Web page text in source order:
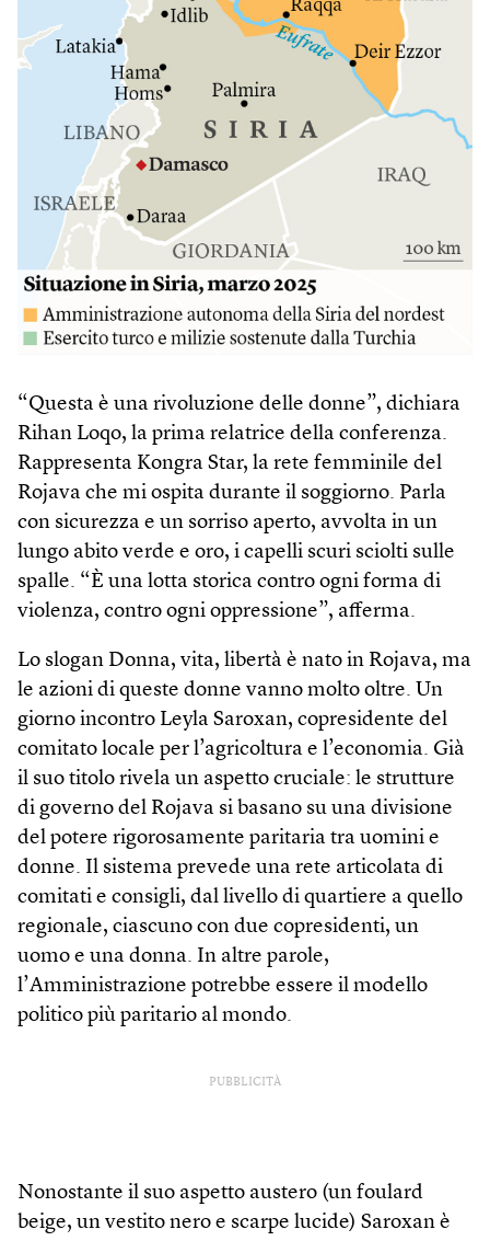
“Questa è una rivoluzione delle donne”, dichiara
Rihan Loqo, la prima relatrice della conferenza.
Rappresenta Kongra Star, la rete femminile del
Rojava che mi ospita durante il soggiorno. Parla
con sicurezza e un sorriso aperto, avvolta in un
lungo abito verde e oro, i capelli scuri sciolti sulle
spalle. “È una lotta storica contro ogni forma di
violenza, contro ogni oppressione”, afferma.
Lo slogan Donna, vita, libertà è nato in Rojava, ma
le azioni di queste donne vanno molto oltre. Un
giorno incontro Leyla Saroxan, copresidente del
comitato locale per l’agricoltura e l’economia. Già
il suo titolo rivela un aspetto cruciale: le strutture
di governo del Rojava si basano su una divisione
del potere rigorosamente paritaria tra uomini e
donne. Il sistema prevede una rete articolata di
comitati e consigli, dal livello di quartiere a quello
regionale, ciascuno con due copresidenti, un
uomo e una donna. In altre parole,
l’Amministrazione potrebbe essere il modello
politico più paritario al mondo.
PUBBLICITÀ
Nonostante il suo aspetto austero (un foulard
beige, un vestito nero e scarpe lucide) Saroxan è